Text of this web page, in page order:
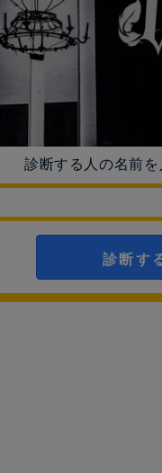
診断する人の名前
診断す